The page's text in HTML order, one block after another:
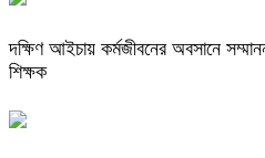
দক্ষিণ আইচায় কর্মজীবনের অবসানে
শিক্ষক